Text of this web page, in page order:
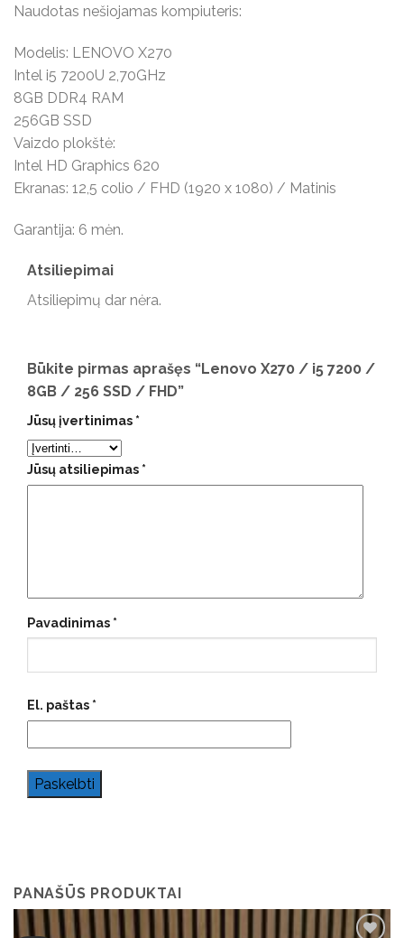
Naudotas nešiojamas kompiuteris:
Modelis: LENOVO X270
Intel i5 7200U 2,70GHz
8GB DDR4 RAM
256GB SSD
Vaizdo plokštė:
Intel HD Graphics 620
Ekranas: 12,5 colio / FHD (1920 x 1080) / Matinis
Garantija: 6 mėn.
Atsiliepimai
Atsiliepimų dar nėra.
Būkite pirmas aprašęs “Lenovo X270 / i5 7200 /
8GB / 256 SSD / FHD”
Jūsų įvertinimas *
Jūsų atsiliepimas *
Pavadinimas *
El. paštas *
PANAŠŪS PRODUKTAI